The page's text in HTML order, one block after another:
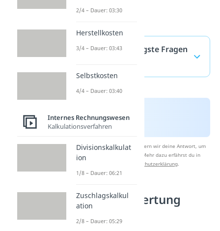
LOFO — häufigste Fragen
Nach Beantwortung speichern wir deine Antwort, um
Studyflix zu verbessern. Mehr dazu erfährst du in
Datenschutzerklärung.
Vorratsbewertung
verstehen
2/4 – Dauer: 03:30
Herstellkosten
3/4 – Dauer: 03:43
Selbstkosten
4/4 – Dauer: 03:40
Internes Rechnungswesen
Kalkulationsverfahren
Divisionskalkulat
ion
1/8 – Dauer: 06:21
Zuschlagskalkul
ation
2/8 – Dauer: 05:29